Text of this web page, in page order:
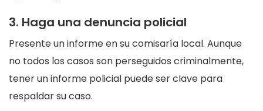
3. Haga una denuncia policial
Presente un informe en su comisaría local. Aunque
no todos los casos son perseguidos criminalmente,
tener un informe policial puede ser clave para
respaldar su caso.